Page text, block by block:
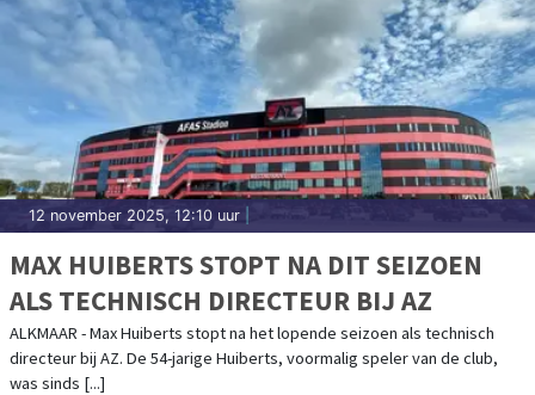
12 november 2025, 12:10 uur
MAX HUIBERTS STOPT NA DIT SEIZOEN
ALS TECHNISCH DIRECTEUR BIJ AZ
ALKMAAR - Max Huiberts stopt na het lopende seizoen als technisch
directeur bij AZ. De 54-jarige Huiberts, voormalig speler van de club,
was sinds [...]